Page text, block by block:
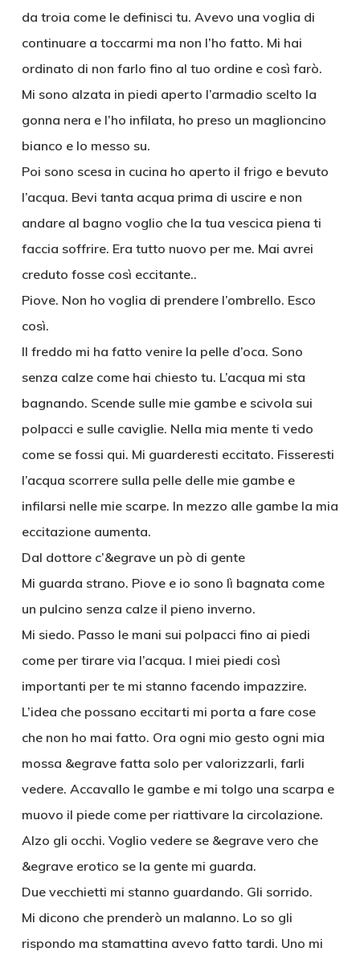
da troia come le definisci tu. Avevo una voglia di
continuare a toccarmi ma non l’ho fatto. Mi hai
ordinato di non farlo fino al tuo ordine e così farò.
Mi sono alzata in piedi aperto l’armadio scelto la
gonna nera e l’ho infilata, ho preso un maglioncino
bianco e lo messo su.
Poi sono scesa in cucina ho aperto il frigo e bevuto
l’acqua. Bevi tanta acqua prima di uscire e non
andare al bagno voglio che la tua vescica piena ti
faccia soffrire. Era tutto nuovo per me. Mai avrei
creduto fosse così eccitante..
Piove. Non ho voglia di prendere l’ombrello. Esco
così.
Il freddo mi ha fatto venire la pelle d’oca. Sono
senza calze come hai chiesto tu. L’acqua mi sta
bagnando. Scende sulle mie gambe e scivola sui
polpacci e sulle caviglie. Nella mia mente ti vedo
come se fossi qui. Mi guarderesti eccitato. Fisseresti
l’acqua scorrere sulla pelle delle mie gambe e
infilarsi nelle mie scarpe. In mezzo alle gambe la mia
eccitazione aumenta.
Dal dottore c’&egrave un pò di gente
Mi guarda strano. Piove e io sono lì bagnata come
un pulcino senza calze il pieno inverno.
Mi siedo. Passo le mani sui polpacci fino ai piedi
come per tirare via l’acqua. I miei piedi così
importanti per te mi stanno facendo impazzire.
L’idea che possano eccitarti mi porta a fare cose
che non ho mai fatto. Ora ogni mio gesto ogni mia
mossa &egrave fatta solo per valorizzarli, farli
vedere. Accavallo le gambe e mi tolgo una scarpa e
muovo il piede come per riattivare la circolazione.
Alzo gli occhi. Voglio vedere se &egrave vero che
&egrave erotico se la gente mi guarda.
Due vecchietti mi stanno guardando. Gli sorrido.
Mi dicono che prenderò un malanno. Lo so gli
rispondo ma stamattina avevo fatto tardi. Uno mi